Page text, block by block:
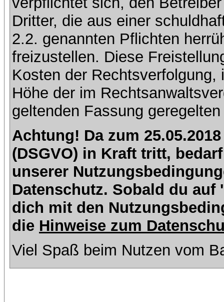
Dritter, die aus einer
2.2. genannten Pflichten
freizustellen. Diese
Kosten der
Höhe der im
geltenden Fassung
Achtung! Da zum
(DSGVO) in Kraft tritt,
unserer
Datenschutz. Sobald du
dich mit den
die Hinweise zum
Viel Spaß beim Nutzen vom